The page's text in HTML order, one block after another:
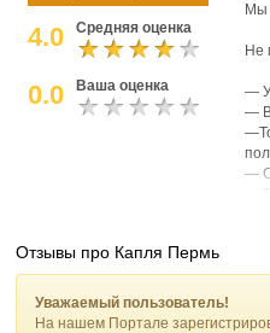
4.0 Средняя оценка
0.0 Ваша оценка
Мы
Не
—
—
—
Отзывы про Капля Пермь
Уважаемый пользователь!
На нашем Портале